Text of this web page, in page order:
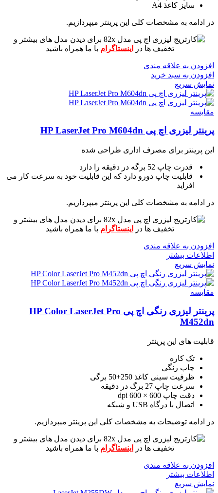
سایز کاغذ A4
در ادامه به مشخصات کلی این پرینتر میپردازیم.
برای دیدن مدل های بیشتر و
تخفیف ها در
اینستاگرام با ما همراه باشید
افزودن به علاقه مندی
افزودن به سبد خرید
نمایش سریع
مقايسه
پرینتر لیزری اچ پی HP LaserJet Pro M604dn
این پرینتر برای مصرف اداری طراحی شده
قدرت چاپ 52 برگه در دقیقه را دارد
قابلیت چاپ دورو دارد که این قابلیت خود به سرعت کار می
افزاید
در ادامه به مشخصات کلی این پرینتر میپردازیم.
برای دیدن مدل های بیشتر و
تخفیف ها در
اینستاگرام با ما همراه باشید
افزودن به علاقه مندی
اطلاعات بیشتر
نمایش سریع
مقايسه
پرینتر لیزری رنگی اچ پی HP Color LaserJet Pro
M452dn
قابلیت های این پرینتر
تک کاره
چاپ رنگی
ظرفیت سینی کاغذ 250+50 برگی
سرعت چاپ 27 برگ در دقیقه
دقت چاپ 600 × 600 dpi
اتصال با درگاه USB و شبکه
در ادامه توضیحات به مشخصات کلی این پرینتر میپردازیم.
برای دیدن مدل های بیشتر و
تخفیف ها در
اینستاگرام با ما همراه باشید
افزودن به علاقه مندی
اطلاعات بیشتر
نمایش سریع